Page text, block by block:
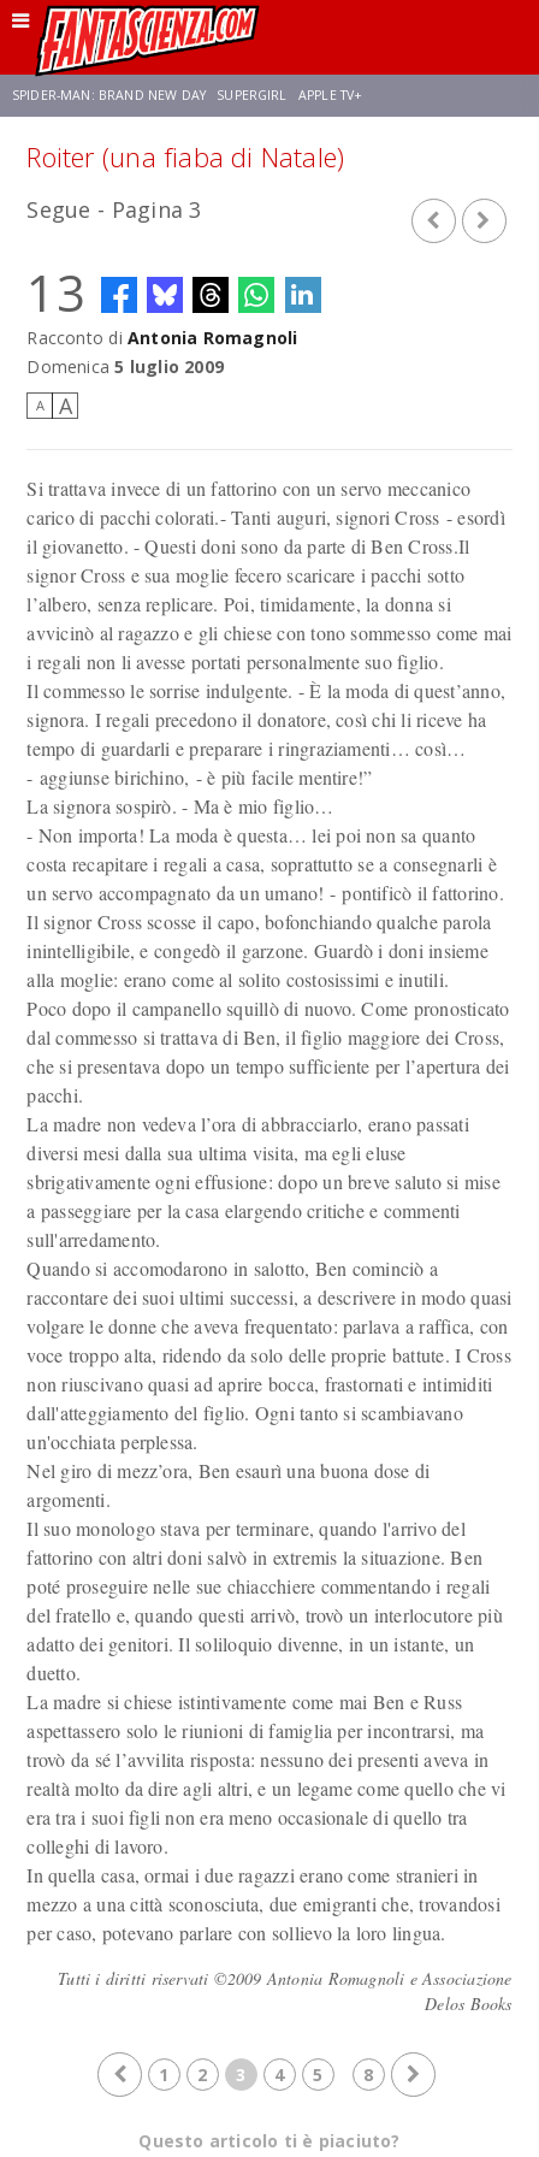
SPIDER-MAN: BRAND NEW DAY SUPERGIRL APPLE TV+
FRANCO RICCIARDIELLO AVENGERS: DOOMSDAY
Roiter (una fiaba di Natale)
Segue - Pagina 3
13
Racconto di Antonia Romagnoli
Domenica 5 luglio 2009
A A
Si trattava invece di un fattorino con un servo meccanico
carico di pacchi colorati.- Tanti auguri, signori Cross - esordì
il giovanetto. - Questi doni sono da parte di Ben Cross.Il
signor Cross e sua moglie fecero scaricare i pacchi sotto
l’albero, senza replicare. Poi, timidamente, la donna si
avvicinò al ragazzo e gli chiese con tono sommesso come mai
i regali non li avesse portati personalmente suo figlio.
Il commesso le sorrise indulgente. - È la moda di quest’anno,
signora. I regali precedono il donatore, così chi li riceve ha
tempo di guardarli e preparare i ringraziamenti… così…
- aggiunse birichino, - è più facile mentire!”
La signora sospirò. - Ma è mio figlio…
- Non importa! La moda è questa… lei poi non sa quanto
costa recapitare i regali a casa, soprattutto se a consegnarli è
un servo accompagnato da un umano! - pontificò il fattorino.
Il signor Cross scosse il capo, bofonchiando qualche parola
inintelligibile, e congedò il garzone. Guardò i doni insieme
alla moglie: erano come al solito costosissimi e inutili.
Poco dopo il campanello squillò di nuovo. Come pronosticato
dal commesso si trattava di Ben, il figlio maggiore dei Cross,
che si presentava dopo un tempo sufficiente per l’apertura dei
pacchi.
La madre non vedeva l’ora di abbracciarlo, erano passati
diversi mesi dalla sua ultima visita, ma egli eluse
sbrigativamente ogni effusione: dopo un breve saluto si mise
a passeggiare per la casa elargendo critiche e commenti
sull'arredamento.
Quando si accomodarono in salotto, Ben cominciò a
raccontare dei suoi ultimi successi, a descrivere in modo quasi
volgare le donne che aveva frequentato: parlava a raffica, con
voce troppo alta, ridendo da solo delle proprie battute. I Cross
non riuscivano quasi ad aprire bocca, frastornati e intimiditi
dall'atteggiamento del figlio. Ogni tanto si scambiavano
un'occhiata perplessa.
Nel giro di mezz’ora, Ben esaurì una buona dose di
argomenti.
Il suo monologo stava per terminare, quando l'arrivo del
fattorino con altri doni salvò in extremis la situazione. Ben
poté proseguire nelle sue chiacchiere commentando i regali
del fratello e, quando questi arrivò, trovò un interlocutore più
adatto dei genitori. Il soliloquio divenne, in un istante, un
duetto.
La madre si chiese istintivamente come mai Ben e Russ
aspettassero solo le riunioni di famiglia per incontrarsi, ma
trovò da sé l’avvilita risposta: nessuno dei presenti aveva in
realtà molto da dire agli altri, e un legame come quello che vi
era tra i suoi figli non era meno occasionale di quello tra
colleghi di lavoro.
In quella casa, ormai i due ragazzi erano come stranieri in
mezzo a una città sconosciuta, due emigranti che, trovandosi
per caso, potevano parlare con sollievo la loro lingua.
Tutti i diritti riservati ©2009 Antonia Romagnoli e Associazione
Delos Books
1 2 3 4 5 8
Questo articolo ti è piaciuto?